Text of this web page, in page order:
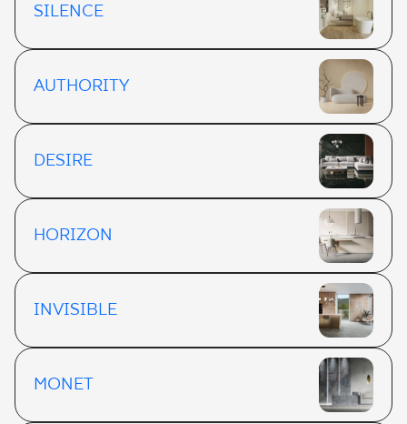
SILENCE
AUTHORITY
DESIRE
HORIZON
INVISIBLE
MONET